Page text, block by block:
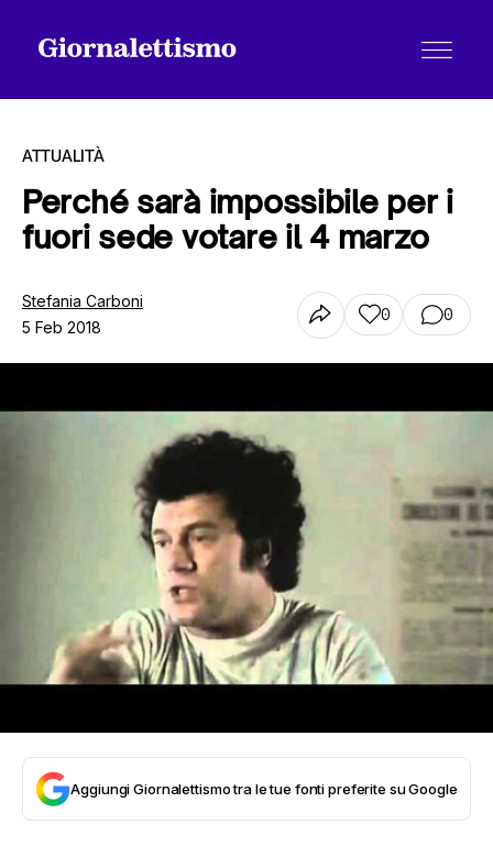
Tutti gli articoli
Chi siamo
Contatti
ATTUALITÀ
Perché sarà impossibile per i
fuori sede votare il 4 marzo
Stefania Carboni
5 Feb 2018
0 0
Aggiungi Giornalettismo tra le tue fonti preferite su Google